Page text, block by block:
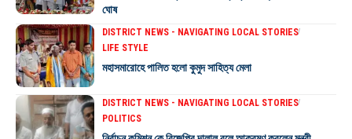
ঘোষ
DISTRICT NEWS - NAVIGATING LOCAL STORIES
LIFE STYLE
মহাসমারোহে পালিত হলো কুমুদ সাহিত্য মেলা
DISTRICT NEWS - NAVIGATING LOCAL STORIES
POLITICS